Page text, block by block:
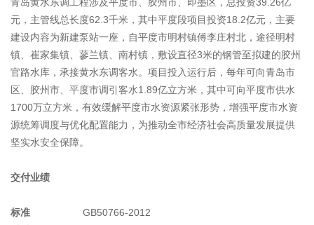
元，主管线总长度62.3千米，其中平度段项目投资18.2亿元，主要
建设内容为新建泵站一座，自平度市明村镇傅李庄村北，途径明村
镇、崔家集镇、蓼兰镇、南村镇，敷设直径3米的钢管至拟建的胶州
官路水库，承接黄水东调客水。项目投入运行后，每年可向青岛市
区、胶州市、平度市调引客水1.89亿立方米，其中可向平度市供水
1700万立方米，有效缓解平度市水资源紧张形势，增强平度市水资
源统筹调度与优化配置能力，为推动全市经济社会高质量发展提供
坚实水安全保障。
交付业绩
标准
GB50766-2012